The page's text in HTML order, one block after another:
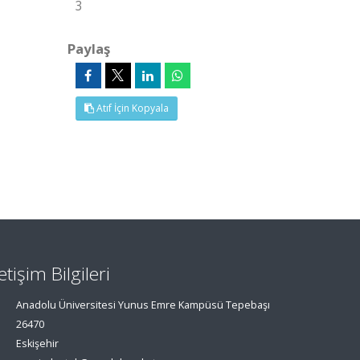
3
Paylaş
Atıf İçin Kopyala
Bilgileri
Anadolu Üniversitesi Yunus Emre Kampüsü Tepebaşı
26470
Eskişehir